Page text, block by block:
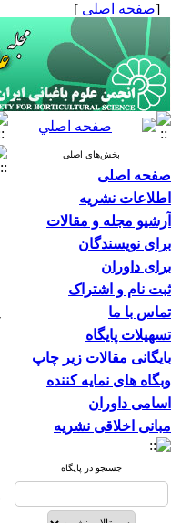
[صفحه اصلی ]
بخش‌های اصلی
صفحه اصلی
اطلاعات نشریه
آرشیو مجله و مقالات
برای نویسندگان
برای داوران
ثبت نام و اشتراک
تماس با ما
تسهیلات پایگاه
بایگانی مقالات زیر چاپ
وبگاه های نمایه کننده
اسامی داوران
مبانی اخلاقی نشریه
جستجو در پایگاه